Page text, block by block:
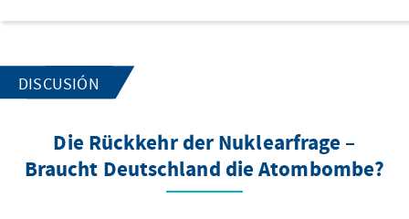
DISCUSIÓN
Die Rückkehr der Nuklearfrage –
Braucht Deutschland die Atombombe?